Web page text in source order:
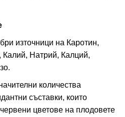
източници на Каротин,
Натрий, Калций,
количества
съставки, които
цветове на плодовете